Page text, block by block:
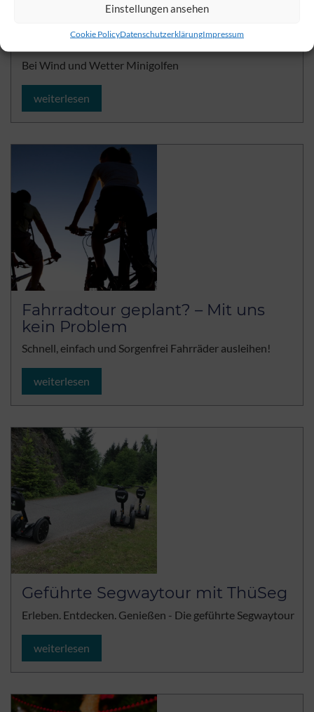
Einstellungen ansehen
Cookie PolicyDatenschutzerklärungImpressum
Indoor Minigolfabenteuer
Bei Wind und Wetter Minigolfen
weiterlesen
Fahrradtour geplant? – Mit uns
kein Problem
Schnell, einfach und Sorgenfrei Fahrräder ausleihen!
weiterlesen
Geführte Segwaytour mit ThüSeg
Erleben. Entdecken. Genießen - Die geführte Segwaytour
weiterlesen